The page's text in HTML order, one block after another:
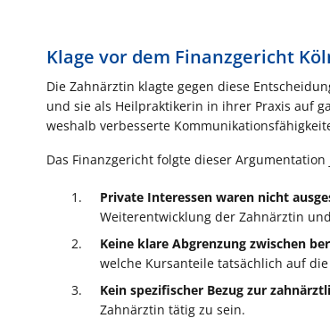
Klage vor dem Finanzgericht
Die Zahnärztin klagte gegen diese
und sie als Heilpraktikerin in ihrer Praxis auf
weshalb verbesserte
Das Finanzgericht folgte dieser
Private Interessen waren nicht
Weiterentwicklung der Zahnärztin
Keine klare Abgrenzung zwischen
welche Kursanteile tatsächlich auf
Kein spezifischer Bezug zur
Zahnärztin tätig zu sein.